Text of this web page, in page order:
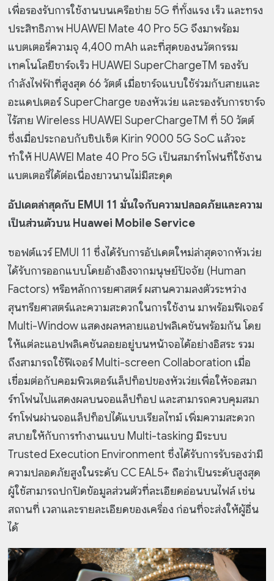
เพื่อรองรับการใช้งานบนเครือข่าย 5G ที่ทั้งแรง เร็ว และทรง
ประสิทธิภาพ HUAWEI Mate 40 Pro 5G จึงมาพร้อม
แบตเตอรี่ความจุ 4,400 mAh และที่สุดของนวัตกรรม
เทคโนโลยีชาร์จเร็ว HUAWEI SuperChargeTM รองรับ
กำลังไฟฟ้าที่สูงสุด 66 วัตต์ เมื่อชาร์จแบบใช้ร่วมกับสายและ
อะแดปเตอร์ SuperCharge ของหัวเว่ย และรองรับการชาร์จ
ไร้สาย Wireless HUAWEI SuperChargeTM ที่ 50 วัตต์
ซึ่งเมื่อประกอบกับชิปเซ็ต Kirin 9000 5G SoC แล้วจะ
ทำให้ HUAWEI Mate 40 Pro 5G เป็นสมาร์ทโฟนที่ใช้งาน
แบตเตอรี่ได้ต่อเนื่องยาวนานไม่มีสะดุด
อัปเดตล่าสุดกับ EMUI 11 มั่นใจกับความปลอดภัยและความ
เป็นส่วนตัวบน Huawei Mobile Service
ซอฟต์แวร์ EMUI 11 ซึ่งได้รับการอัปเดตใหม่ล่าสุดจากหัวเว่ย
ได้รับการออกแบบโดยอ้างอิงจากมนุษย์ปัจจัย (Human
Factors) หรือหลักการยศาสตร์ ผสานความลงตัวระหว่าง
สุนทรียศาสตร์และความสะดวกในการใช้งาน มาพร้อมฟีเจอร์
Multi-Window แสดงผลหลายแอปพลิเคชันพร้อมกัน โดย
ให้แต่ละแอปพลิเคชันลอยอยู่บนหน้าจอได้อย่างอิสระ รวม
ถึงสามารถใช้ฟีเจอร์ Multi-screen Collaboration เมื่อ
เชื่อมต่อกับคอมพิวเตอร์แล็ปท็อปของหัวเว่ยเพื่อให้จอสมา
ร์ทโฟนไปแสดงผลบนจอแล็ปท็อป และสามารถควบคุมสมา
ร์ทโฟนผ่านจอแล็ปท็อปได้แบบเรียลไทม์ เพิ่มความสะดวก
สบายให้กับการทำงานแบบ Multi-tasking มีระบบ
Trusted Execution Environment ซึ่งได้รับการรับรองว่ามี
ความปลอดภัยสูงในระดับ CC EAL5+ ถือว่าเป็นระดับสูงสุด
ผู้ใช้สามารถปกปิดข้อมูลส่วนตัวที่ละเอียดอ่อนบนไฟล์ เช่น
สถานที่ เวลาและรายละเอียดของเครื่อง ก่อนที่จะส่งให้ผู้อื่น
ได้